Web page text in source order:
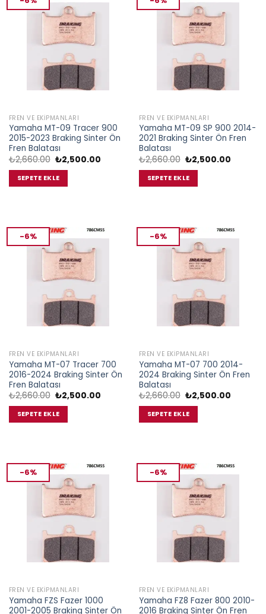
FREN VE EKIPMANLARI
Yamaha MT-09 Tracer 900
2015-2023 Braking Sinter Ön
Fren Balatası
₺2,660.00 Orijinal
fiyat:
₺2,660.00.
₺2,500.00Şu
SEPETE EKLE
FREN VE EKIPMANLARI
Yamaha MT-09 SP 900 2014-
2021 Braking Sinter Ön Fren
Balatası
₺2,660.00 Orijinal
fiyat:
₺2,660.00.
₺2,500.00Şu
SEPETE EKLE
-6%
FREN VE EKIPMANLARI
Yamaha MT-07 Tracer 700
2016-2024 Braking Sinter Ön
Fren Balatası
₺2,660.00 Orijinal
fiyat:
₺2,660.00.
₺2,500.00Şu
SEPETE EKLE
-6%
FREN VE EKIPMANLARI
Yamaha MT-07 700 2014-
2024 Braking Sinter Ön Fren
Balatası
₺2,660.00 Orijinal
fiyat:
₺2,660.00.
₺2,500.00Şu
SEPETE EKLE
-6%
FREN VE EKIPMANLARI
Yamaha FZS Fazer 1000
2001-2005 Braking Sinter Ön
-6%
FREN VE EKIPMANLARI
Yamaha FZ8 Fazer 800 2010-
2016 Braking Sinter Ön Fren